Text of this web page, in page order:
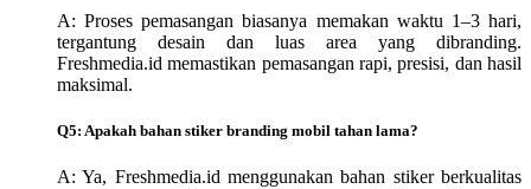
A: Proses pemasangan biasanya memakan waktu 1–3 hari,
tergantung desain dan luas area yang dibranding.
Freshmedia.id memastikan pemasangan rapi, presisi, dan hasil
maksimal.
Q5: Apakah bahan stiker branding mobil tahan lama?
A: Ya, Freshmedia.id menggunakan bahan stiker berkualitas